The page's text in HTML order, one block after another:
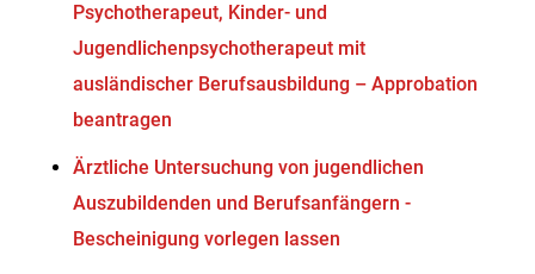
Psychotherapeut, Kinder- und
Jugendlichenpsychotherapeut mit
ausländischer Berufsausbildung – Approbation
beantragen
Ärztliche Untersuchung von jugendlichen
Auszubildenden und Berufsanfängern -
Bescheinigung vorlegen lassen